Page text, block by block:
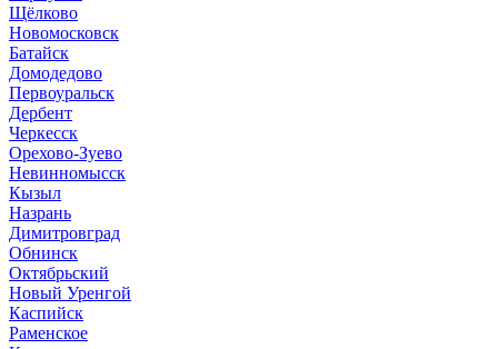
Щёлково
Новомосковск
Батайск
Домодедово
Первоуральск
Дербент
Черкесск
Орехово-Зуево
Невинномысск
Кызыл
Назрань
Димитровград
Обнинск
Октябрьский
Новый Уренгой
Каспийск
Раменское